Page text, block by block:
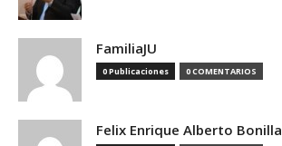
FamiliaJU
0 Publicaciones 0 COMENTARIOS
Felix Enrique Alberto Bonilla